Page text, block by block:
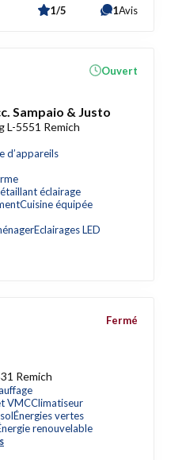
1/5 1Avis
Sampaio & Justo
L-5551 Remich
d’appareils
éclairage
Cuisine équipée
Eclairages LED
Ouvert
Remich
VMCClimatiseur
Énergies vertes
renouvelable
Fermé